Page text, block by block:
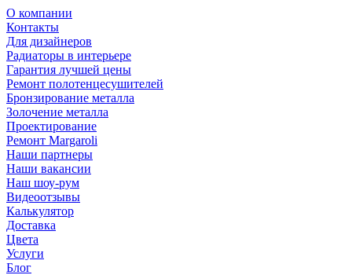
О компании
Контакты
Для дизайнеров
Радиаторы в интерьере
Гарантия лучшей цены
Ремонт полотенцесушителей
Бронзирование металла
Золочение металла
Проектирование
Ремонт Margaroli
Наши партнеры
Наши вакансии
Наш шоу-рум
Видеоотзывы
Калькулятор
Доставка
Цвета
Услуги
Блог